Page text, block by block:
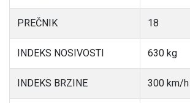
PREČNIK 18
INDEKS NOSIVOSTI 630 kg
INDEKS BRZINE 300 km/h